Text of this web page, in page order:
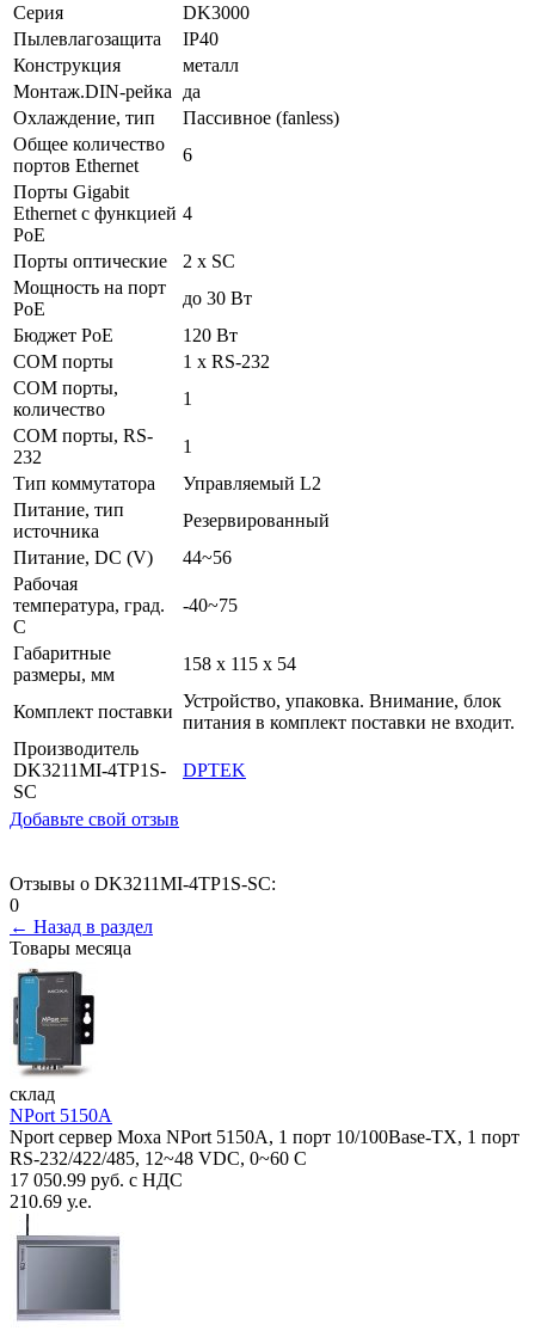
Серия
DK3000
Пылевлагозащита
IP40
Конструкция
металл
Монтаж.DIN-рейка
да
Охлаждение, тип
Пассивное (fanless)
Общее количество
портов Ethernet
6
Порты Gigabit
Ethernet с функцией
PoE
4
Порты оптические
2 x SC
Мощность на порт
PoE
до 30 Вт
Бюджет PoE
120 Вт
COM порты
1 x RS-232
COM порты,
количество
1
COM порты, RS-
232
1
Тип коммутатора
Управляемый L2
Питание, тип
источника
Резервированный
Питание, DC (V)
44~56
Рабочая
температура, град.
C
-40~75
Габаритные
размеры, мм
158 x 115 x 54
Комплект поставки
Устройство, упаковка. Внимание, блок
питания в комплект поставки не входит.
Производитель
DK3211MI-4TP1S-
SC
DPTEK
Добавьте свой отзыв
Отзывы о DK3211MI-4TP1S-SC:
0
← Назад в раздел
Товары месяца
склад
NPort 5150A
Nport сервер Moxa NPort 5150A, 1 порт 10/100Base-TX, 1 порт
RS-232/422/485, 12~48 VDC, 0~60 С
17 050.99 руб. с НДС
210.69 у.е.